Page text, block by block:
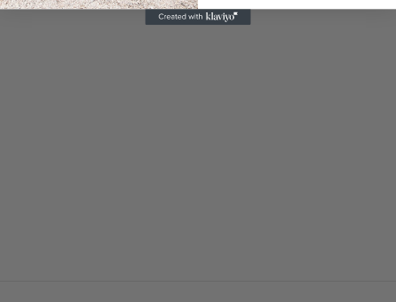
Clear